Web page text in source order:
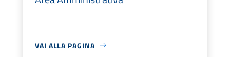
VAI ALLA PAGINA